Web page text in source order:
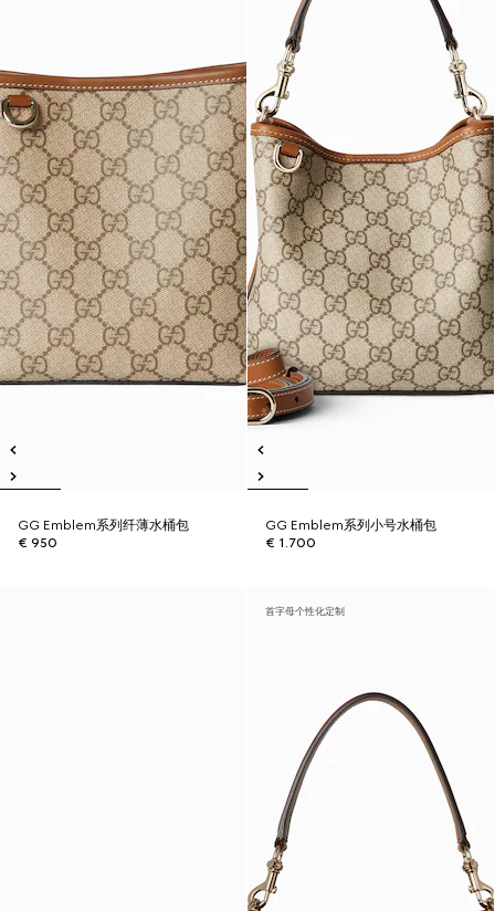
GG Emblem系列纤薄水桶包
€ 950
GG Emblem系列小号水桶包
€ 1.700
首字母个性化定制